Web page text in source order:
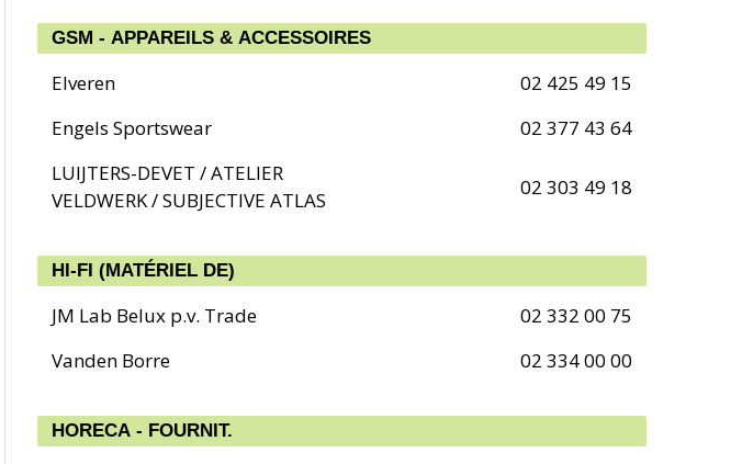
GSM - APPAREILS & ACCESSOIRES
Elveren
02 425 49 15
Engels Sportswear
02 377 43 64
LUIJTERS-DEVET / ATELIER
VELDWERK / SUBJECTIVE ATLAS
02 303 49 18
HI-FI (MATÉRIEL DE)
JM Lab Belux p.v. Trade
02 332 00 75
Vanden Borre
02 334 00 00
HORECA - FOURNIT.